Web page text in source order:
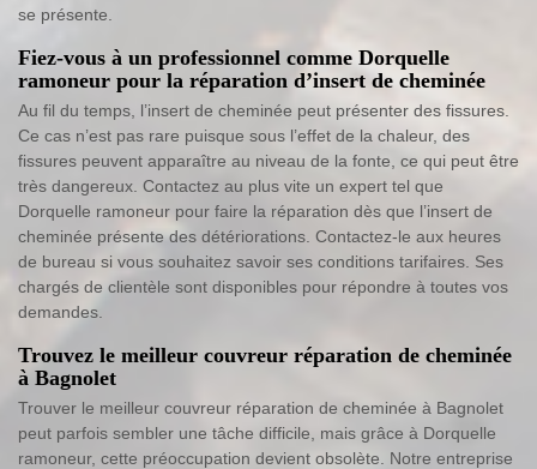
se présente.
Fiez-vous à un professionnel comme Dorquelle
ramoneur pour la réparation d’insert de cheminée
Au fil du temps, l’insert de cheminée peut présenter des fissures.
Ce cas n’est pas rare puisque sous l’effet de la chaleur, des
fissures peuvent apparaître au niveau de la fonte, ce qui peut être
très dangereux. Contactez au plus vite un expert tel que
Dorquelle ramoneur pour faire la réparation dès que l’insert de
cheminée présente des détériorations. Contactez-le aux heures
de bureau si vous souhaitez savoir ses conditions tarifaires. Ses
chargés de clientèle sont disponibles pour répondre à toutes vos
demandes.
Trouvez le meilleur couvreur réparation de cheminée
à Bagnolet
Trouver le meilleur couvreur réparation de cheminée à Bagnolet
peut parfois sembler une tâche difficile, mais grâce à Dorquelle
ramoneur, cette préoccupation devient obsolète. Notre entreprise